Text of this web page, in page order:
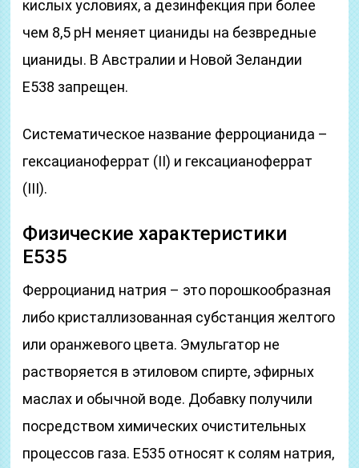
кислых условиях, а дезинфекция при более
чем 8,5 рН меняет цианиды на безвредные
цианиды. В Австралии и Новой Зеландии
E538 запрещен.
Систематическое название ферроцианида –
гексацианоферрат (II) и гексацианоферрат
(III).
Физические характеристики
Е535
Ферроцианид натрия – это порошкообразная
либо кристаллизованная субстанция желтого
или оранжевого цвета. Эмульгатор не
растворяется в этиловом спирте, эфирных
маслах и обычной воде. Добавку получили
посредством химических очистительных
процессов газа. Е535 относят к солям натрия,